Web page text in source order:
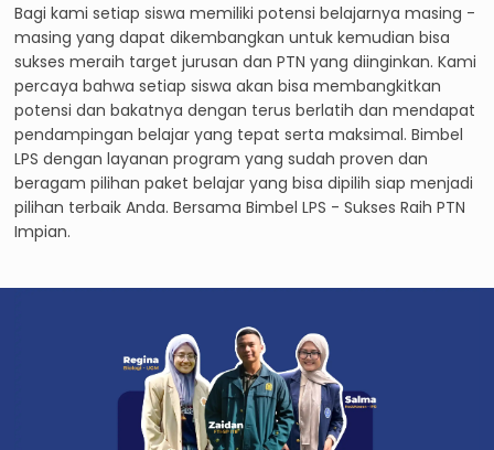
Bagi kami setiap siswa memiliki potensi belajarnya masing -
masing yang dapat dikembangkan untuk kemudian bisa
sukses meraih target jurusan dan PTN yang diinginkan. Kami
percaya bahwa setiap siswa akan bisa membangkitkan
potensi dan bakatnya dengan terus berlatih dan mendapat
pendampingan belajar yang tepat serta maksimal. Bimbel
LPS dengan layanan program yang sudah proven dan
beragam pilihan paket belajar yang bisa dipilih siap menjadi
pilihan terbaik Anda. Bersama Bimbel LPS - Sukses Raih PTN
Impian.